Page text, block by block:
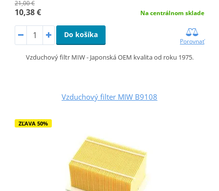
21,00 €
10,38 € Na centrálnom sklade
Do košíka
Porovnať
Vzduchový filtr MIW - Japonská OEM kvalita od roku 1975.
Vzduchový filter MIW B9108
ZĽAVA 50%